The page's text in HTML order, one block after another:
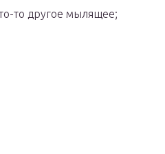
то другое мылящее;